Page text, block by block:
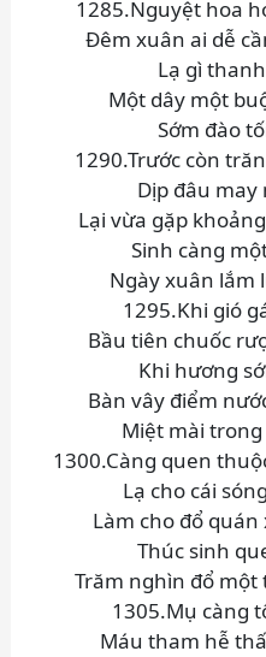
1285.Nguyệt hoa
Đêm xuân ai dễ
Lạ gì
Một dây một
Sớm đào
1290.Trước còn
Dịp đâu
Lại vừa gặp
Sinh càng
Ngày xuân lắm
1295.Khi gió
Bầu tiên chuốc
Khi hương
Bàn vây điểm
Miệt mài
1300.Càng quen
Lạ cho cái
Làm cho đổ
Thúc sinh
Trăm nghìn đổ
1305.Mụ càng
Máu tham hễ